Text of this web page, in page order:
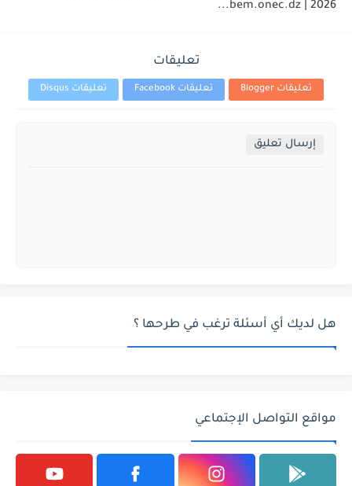
2026 | bem.onec.dz...
تعليقات
تعليقات Blogger تعليقات Facebook تعليقات Disqus
إرسال تعليق
هل لديك أي أسئلة ترغب في طرحها ؟
مواقع التواصل الإجتماعي